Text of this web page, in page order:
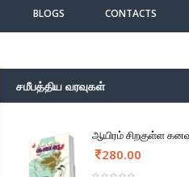
BLOGS CONTACTS
சமீபத்திய வரவுகள்
ஆயிரம் சிறகுள்ள
280.00